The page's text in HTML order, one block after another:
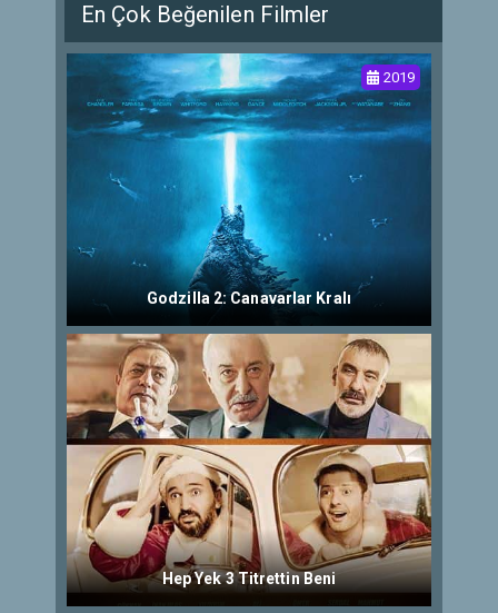
En Çok Beğenilen Filmler
Godzilla 2: Canavarlar Kralı
2019
Hep Yek 3 Titrettin Beni